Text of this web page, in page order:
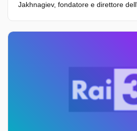
Jakhnagiev, fondatore e direttore